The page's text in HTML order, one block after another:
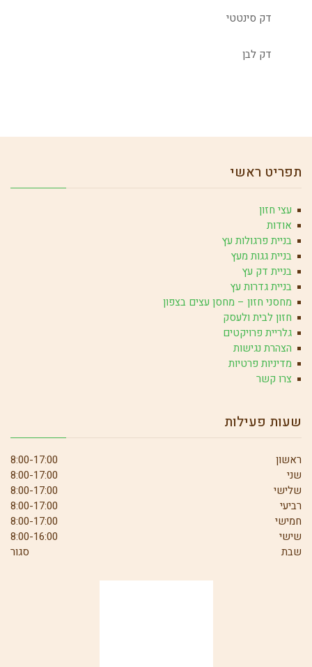
דק סינטטי
דק לבן
תפריט ראשי
עצי חזון
אודות
בניית פרגולות עץ
בניית גגות מעץ
בניית דק עץ
בניית גדרות עץ
מחסני חזון – מחסן עצים בצפון
חזון לבית ולעסק
גלריית פרויקטים
הצהרת נגישות
מדיניות פרטיות
צרו קשר
שעות פעילות
ראשון
8:00-17:00
שני
8:00-17:00
שלישי
8:00-17:00
רביעי
8:00-17:00
חמישי
8:00-17:00
שישי
8:00-16:00
שבת
סגור